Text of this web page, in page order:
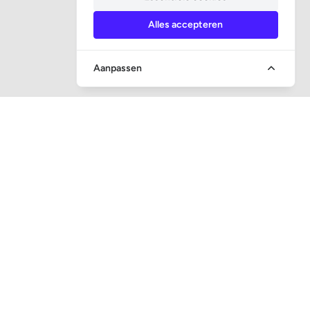
Alles accepteren
Aanpassen